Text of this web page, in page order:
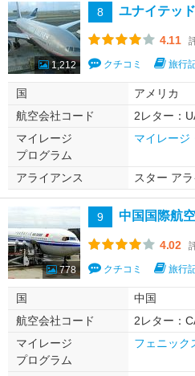
1,212
8 ユナイテッ
4.11
クチコミ 旅行
国
アメリカ
航空会社コード
2レター：
マイレージ
プログラム
マイレージ
アライアンス スター ア
778
9 中国国際航空
4.02
クチコミ 旅行
国
中国
航空会社コード
2レター：
マイレージ
プログラム
フェニック